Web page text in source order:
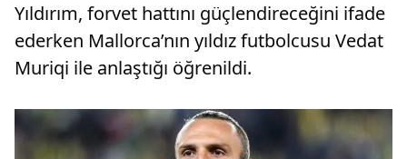
Yıldırım, forvet hattını güçlendireceğini ifade
ederken Mallorca’nın yıldız futbolcusu Vedat
Muriqi ile anlaştığı öğrenildi.